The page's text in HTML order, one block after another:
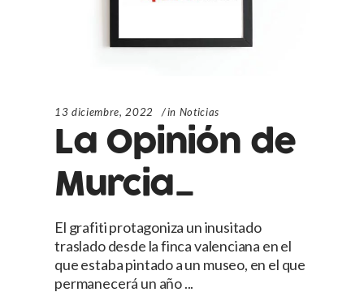
13 diciembre, 2022 in Noticias
La Opinión de
Murcia_
El grafiti protagoniza un inusitado
traslado desde la finca valenciana en el
que estaba pintado a un museo, en el que
permanecerá un año